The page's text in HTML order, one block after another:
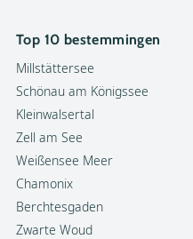
Top 10 bestemmingen
Millstättersee
Schönau am Königssee
Kleinwalsertal
Zell am See
Weißensee Meer
Chamonix
Berchtesgaden
Zwarte Woud